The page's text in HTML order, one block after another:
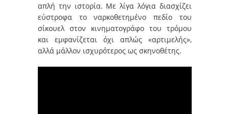
απλή την ιστορία. Με λίγα λόγια διασχίζει
εύστροφα το ναρκοθετημένο πεδίο του
σίκουελ στον κινηματογράφο του τρόμου
και εμφανίζεται όχι απλώς «αρτιμελής»,
αλλά μάλλον ισχυρότερος ως σκηνοθέτης.